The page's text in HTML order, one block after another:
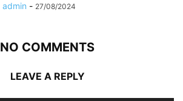
admin - 27/08/2024
NO COMMENTS
LEAVE A REPLY